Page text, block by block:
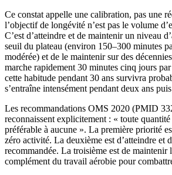
Ce constat appelle une calibration, pas une
l’objectif de longévité n’est pas le volume
C’est d’atteindre et de maintenir un niveau
seuil du plateau (environ 150–300 minutes
modérée) et de le maintenir sur des
marche rapidement 30 minutes cinq jours
cette habitude pendant 30 ans survivra
s’entraîne intensément pendant deux ans
Les recommandations OMS 2020 (PMID
reconnaissent explicitement : « toute
préférable à aucune ». La première priorité
zéro activité. La deuxième est d’atteindre et
recommandée. La troisième est de maintenir
complément du travail aérobie pour